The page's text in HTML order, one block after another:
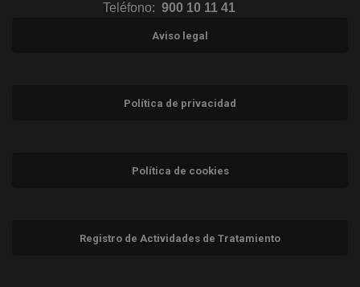
Teléfono: 900 10 11 41
Aviso legal
Política de privacidad
Política de cookies
Registro de Actividades de Tratamiento